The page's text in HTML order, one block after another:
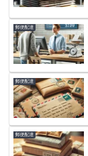
郵便配達
郵便配達
郵便配達